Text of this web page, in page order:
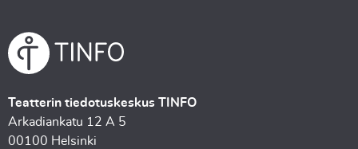
Teatterin tiedotuskeskus TINFO
Arkadiankatu 12 A 5
00100 Helsinki